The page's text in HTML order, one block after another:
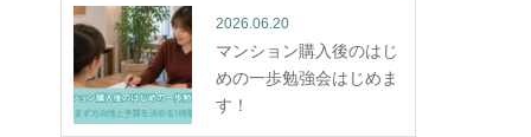
2026.06.20
マンション購入後のはじ
めの一歩勉強会はじめま
す！